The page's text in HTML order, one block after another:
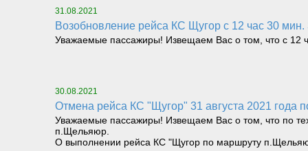
31.08.2021
Возобновление рейса КС Щугор с 12 час 30
Уважаемые пассажиры! Извещаем Вас о том, что с 12
30.08.2021
Отмена рейса КС "Щугор" 31 августа 2021
Уважаемые пассажиры! Извещаем Вас о том, что по
п.Щельяюр.
О выполнении рейса КС "Щугор по маршруту